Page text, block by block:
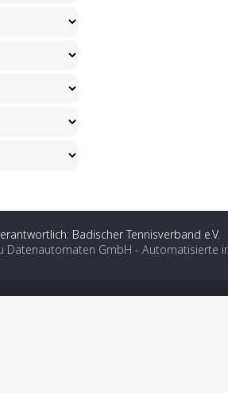
Badischer Tennisverband e.V.
Datenautomaten GmbH - Automatisierte